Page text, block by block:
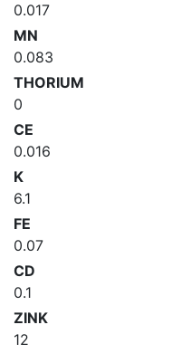
0.017
MN
0.083
THORIUM
0
CE
0.016
K
6.1
FE
0.07
CD
0.1
ZINK
12